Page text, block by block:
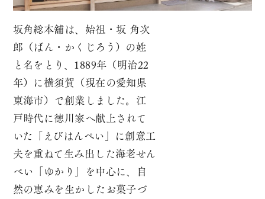
坂角総本舖は、始祖・坂 角次
郎（ばん・かくじろう）の姓
と名をとり、 1889年（明治22
年）に横須賀（現在の愛知県
東海市）で創業しました。 江
戸時代に徳川家へ献上されて
いた「えびはんぺい」に創意工
夫を重ねて生み出した海老せん
べい「ゆかり」を中心に、 自
然の恵みを生かしたお菓子づ